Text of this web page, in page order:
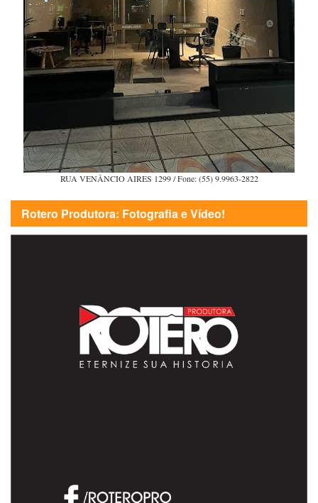
RUA VENÂNCIO AIRES 1299 / Fone: (55) 9.9963-2822
Rotero Produtora: Fotografia e Vídeo!